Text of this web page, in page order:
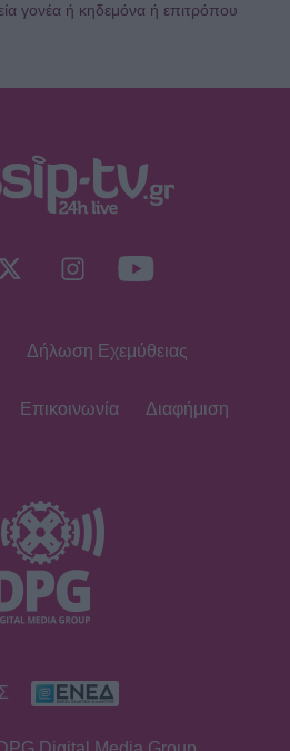
λαμπερό…»
γίνετε;»
Mike
γονέα ή κηδεμόνα ή επιτρόπου
Δήλωση Εχεμύθειας
Επικοινωνία Διαφήμιση